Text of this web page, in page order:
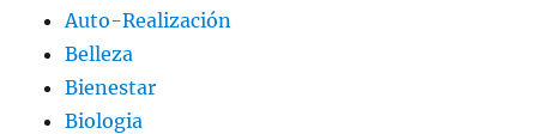
Auto-Realización
Belleza
Bienestar
Biologia